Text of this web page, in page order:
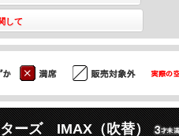
して
ーズ IMAX（吹替）